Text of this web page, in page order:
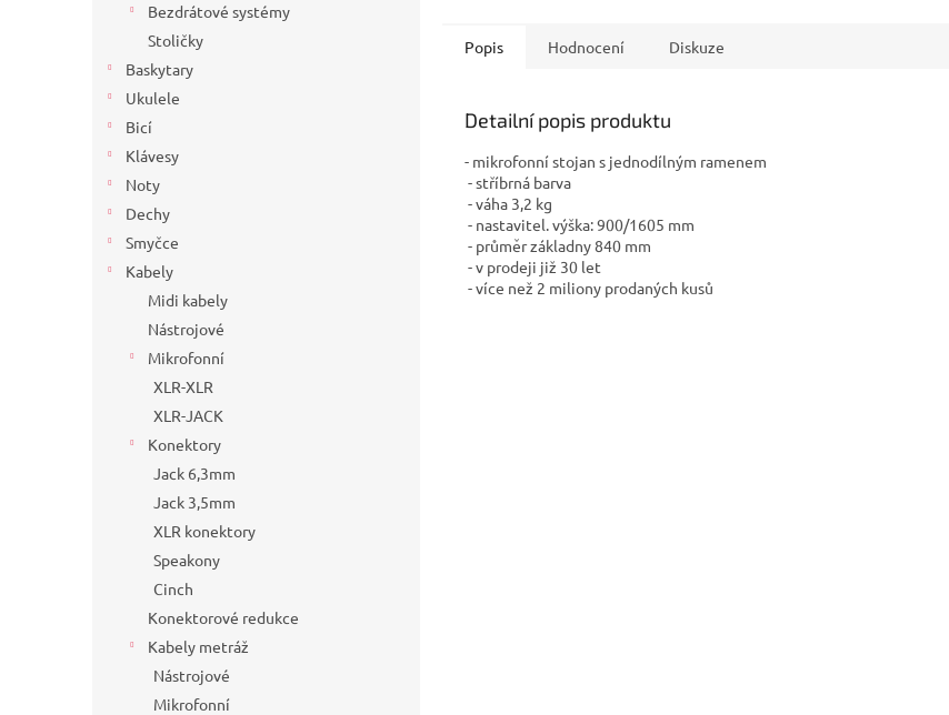
Bezdrátové systémy
Stoličky
Baskytary
Ukulele
Bicí
Klávesy
Noty
Dechy
Smyčce
Kabely
Midi kabely
Nástrojové
Mikrofonní
XLR-XLR
XLR-JACK
Konektory
Jack 6,3mm
Jack 3,5mm
XLR konektory
Speakony
Cinch
Konektorové redukce
Kabely metráž
Nástrojové
Mikrofonní
Popis Hodnocení Diskuze
Detailní popis produktu
- mikrofonní stojan s jednodílným ramenem
- stříbrná barva
- váha 3,2 kg
- nastavitel. výška: 900/1605 mm
- průměr základny 840 mm
- v prodeji již 30 let
- více než 2 miliony prodaných kusů